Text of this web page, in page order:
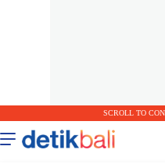
SCROLL TO